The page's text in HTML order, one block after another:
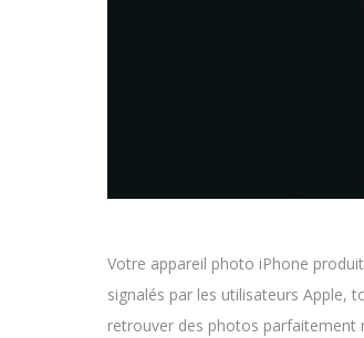
Votre appareil photo iPhone
signalés par les utilisateurs Apple,
retrouver des photos parfaitement